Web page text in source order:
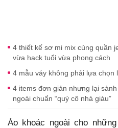
4 thiết kế sơ mi mix cùng quần
vừa hack tuổi vừa phong cách
4 mẫu váy không phải lựa chọn
4 items đơn giản nhưng lại
ngoài chuẩn “quý cô nhà giàu”
Áo khoác ngoài cho